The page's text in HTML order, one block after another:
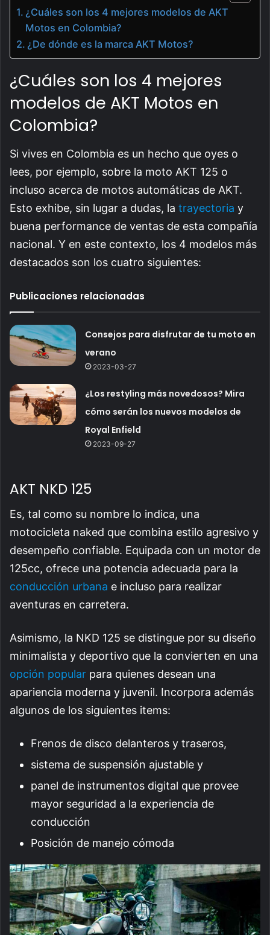
¿Cuáles son los 4 mejores modelos de AKT
Motos en Colombia?
¿De dónde es la marca AKT Motos?
¿Cuáles son los 4 mejores
modelos de AKT Motos en
Colombia?
Si vives en Colombia es un hecho que oyes o
lees, por ejemplo, sobre la moto AKT 125 o
incluso acerca de motos automáticas de AKT.
Esto exhibe, sin lugar a dudas, la trayectoria y
buena performance de ventas de esta compañía
nacional. Y en este contexto, los 4 modelos más
destacados son los cuatro siguientes:
Publicaciones relacionadas
Consejos para disfrutar de tu moto en
verano
2023-03-27
¿Los restyling más novedosos? Mira
cómo serán los nuevos modelos de
Royal Enfield
2023-09-27
AKT NKD 125
Es, tal como su nombre lo indica, una
motocicleta naked que combina estilo agresivo y
desempeño confiable. Equipada con un motor de
125cc, ofrece una potencia adecuada para la
conducción urbana e incluso para realizar
aventuras en carretera.
Asimismo, la NKD 125 se distingue por su diseño
minimalista y deportivo que la convierten en una
opción popular para quienes desean una
apariencia moderna y juvenil. Incorpora además
algunos de los siguientes items:
Frenos de disco delanteros y traseros,
sistema de suspensión ajustable y
panel de instrumentos digital que provee
mayor seguridad a la experiencia de
conducción
Posición de manejo cómoda